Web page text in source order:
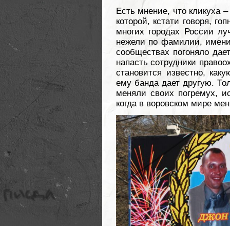
Есть мнение, что кликуха
которой, кстати говоря,
многих городах России
нежели по фамилии,
сообществах погоняло
напасть сотрудники
становится известно,
ему банда дает другую.
меняли своих погремух,
когда в воровском мире